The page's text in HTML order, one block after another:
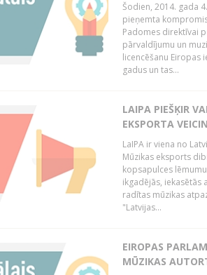
Šodien, 2014. gada
pieņemta
Padomes direktīvai
pārvaldījumu un
licencēšanu Eiropas
gadus un tas...
LAIPA PIEŠĶIR
EKSPORTA
LaIPA ir viena no
Mūzikas eksports
kopsapulces
ikgadējās, iekasētās
radītas mūzikas
"Latvijas...
EIROPAS
MŪZIKAS